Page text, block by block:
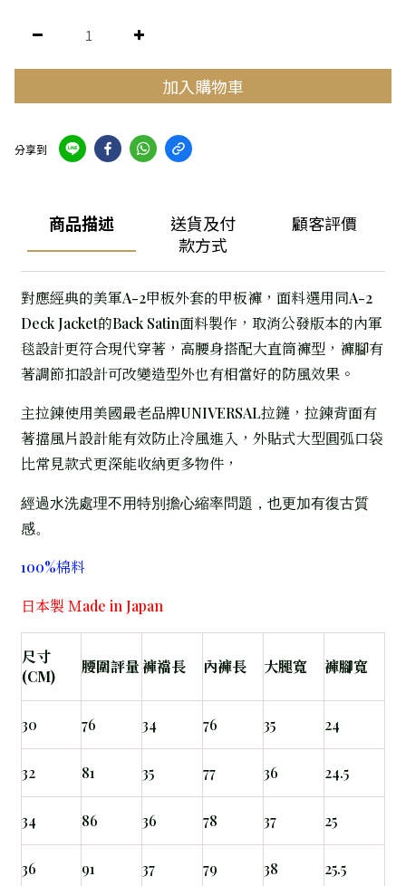
加入購物車
分享到
商品描述
送貨及付
款方式
顧客評價
對應經典的美軍A-2甲板外套的甲板褲，面料選用同A-2
Deck Jacket的Back Satin面料製作，取消公發版本的內軍
毯設計更符合現代穿著，高腰身搭配大直筒褲型，褲腳有
著調節扣設計可改變造型外也有相當好的防風效果。
主拉鍊使用美國最老品牌UNIVERSAL拉鏈，拉鍊背面有
著擋風片設計能有效防止冷風進入，外貼式大型圓弧口袋
比常見款式更深能收納更多物件，
經過水洗處理不用特別擔心縮率問題，也更加有復古質
感。
100%棉料
日本製 Ｍade in Japan
尺寸
(CM)
腰圍評量褲襠長 內褲長 大腿寬 褲腳寬
30 76 34 76 35 24
32 81 35 77 36 24.5
34 86 36 78 37 25
36 91 37 79 38 25.5